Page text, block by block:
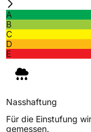
A
B
C
D
E
Nasshaftung
Für die Einstufung
gemessen.